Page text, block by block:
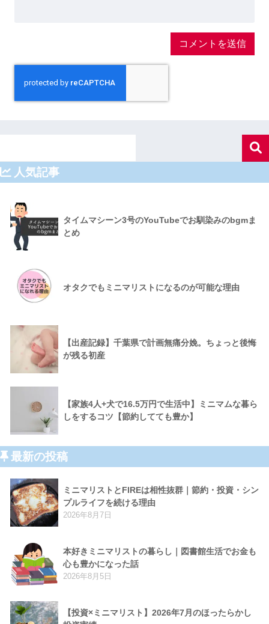
人気記事
タイムマシーン3号のYouTubeでお馴染みのbgmま
とめ
オタクでもミニマリストになるのが可能な理由
【出産記録】千葉県で計画無痛分娩。ちょっと後悔
が残る初産
【家族4人+犬で16.5万円で生活中】ミニマムな暮ら
しをするコツ【節約してても豊か】
最新の投稿
ミニマリストとFIREは相性抜群｜節約・投資・シン
プルライフを続ける理由
2026年8月7日
本好きミニマリストの暮らし｜図書館生活でお金も
心も豊かになった話
2026年8月5日
【投資×ミニマリスト】2026年7月のほったらかし